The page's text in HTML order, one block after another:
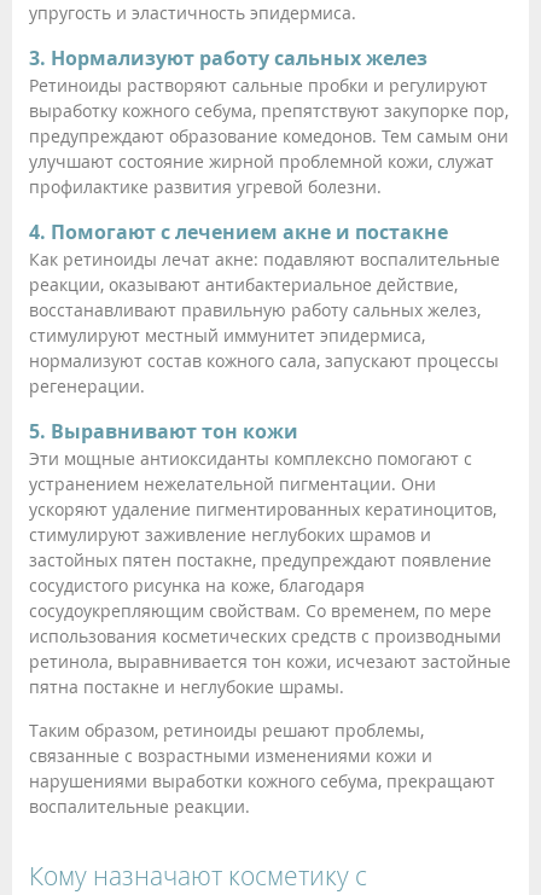
упругость и эластичность эпидермиса.
3. Нормализуют работу сальных желез
Ретиноиды растворяют сальные пробки и регулируют
выработку кожного себума, препятствуют закупорке пор,
предупреждают образование комедонов. Тем самым они
улучшают состояние жирной проблемной кожи, служат
профилактике развития угревой болезни.
4. Помогают с лечением акне и постакне
Как ретиноиды лечат акне: подавляют воспалительные
реакции, оказывают антибактериальное действие,
восстанавливают правильную работу сальных желез,
стимулируют местный иммунитет эпидермиса,
нормализуют состав кожного сала, запускают процессы
регенерации.
5. Выравнивают тон кожи
Эти мощные антиоксиданты комплексно помогают с
устранением нежелательной пигментации. Они
ускоряют удаление пигментированных кератиноцитов,
стимулируют заживление неглубоких шрамов и
застойных пятен постакне, предупреждают появление
сосудистого рисунка на коже, благодаря
сосудоукрепляющим свойствам. Со временем, по мере
использования косметических средств с производными
ретинола, выравнивается тон кожи, исчезают застойные
пятна постакне и неглубокие шрамы.
Таким образом, ретиноиды решают проблемы,
связанные с возрастными изменениями кожи и
нарушениями выработки кожного себума, прекращают
воспалительные реакции.
Кому назначают косметику с